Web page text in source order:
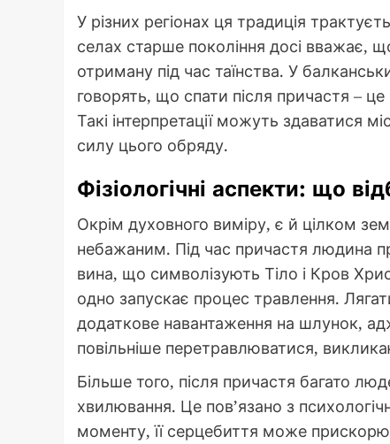
У різних регіонах ця традиція
селах старше покоління досі вважає,
отриману під час таїнства. У
говорять, що спати після причастя –
Такі інтерпретації можуть здаватися
силу цього обряду.
Фізіологічні аспекти: що
Окрім духовного виміру, є й цілком
небажаним. Під час причастя людина
вина, що символізують Тіло і Кров
одно запускає процес травлення.
додаткове навантаження на шлунок,
повільніше перетравлюватися,
Більше того, після причастя багато
хвилювання. Це пов’язано з
моменту, її серцебиття може